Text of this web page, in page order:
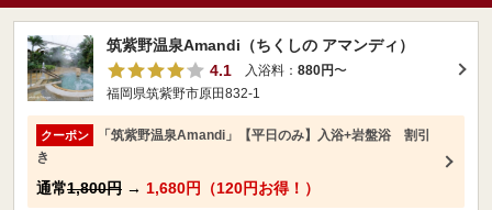
筑紫野温泉Amandi（ちくしの アマンディ）
4.1
入浴料： 880円〜
福岡県筑紫野市原田832-1
クーポン
「筑紫野温泉Amandi」【平日のみ】入浴+岩盤浴 割引
き
通常1,800円 → 1,680円（120円お得！）